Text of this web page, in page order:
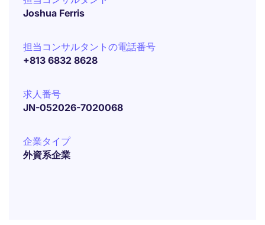
Joshua Ferris
担当コンサルタントの電話番号
+813 6832 8628
求人番号
JN-052026-7020068
企業タイプ
外資系企業